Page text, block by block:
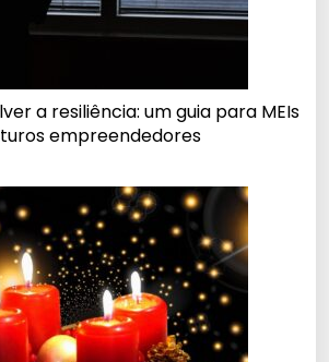
a resiliência: um guia para MEIs
empreendedores